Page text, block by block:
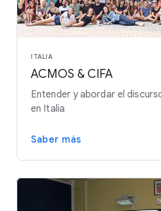
ITALIA
ACMOS & CIFA
Entender y abordar el
en Italia
Saber más